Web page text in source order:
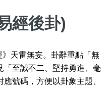
七 八
經後卦)
天雷無妄。卦辭重點「無
「至誠不二、堅持勇進、毫
號碼，方便以卦象主題、